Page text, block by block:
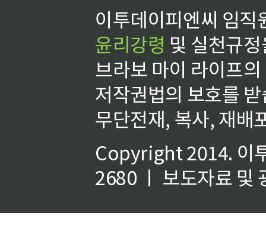
이투데이피엔씨 임
윤리강령 및 실천규
브라보 마이 라이프
저작권법의 보호를
무단전재, 복사, 재배
Copyright 2014. 이
2680 ㅣ 보도자료